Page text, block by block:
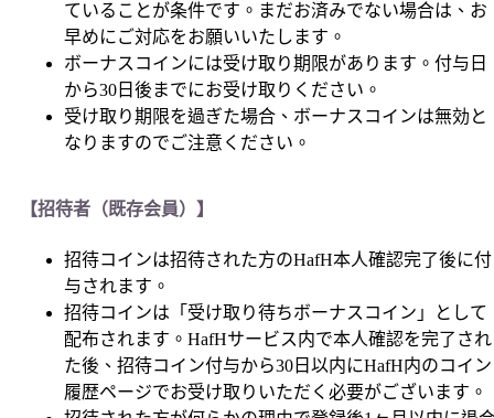
ていることが条件です。まだお済みでない場合は、お
早めにご対応をお願いいたします。
ボーナスコインには受け取り期限があります。付与日
から30日後までにお受け取りください。
受け取り期限を過ぎた場合、ボーナスコインは無効と
なりますのでご注意ください。
【招待者（既存会員）】
招待コインは招待された方のHafH本人確認完了後に付
与されます。
招待コインは「受け取り待ちボーナスコイン」として
配布されます。HafHサービス内で本人確認を完了され
た後、招待コイン付与から30日以内にHafH内のコイン
履歴ページでお受け取りいただく必要がございます。